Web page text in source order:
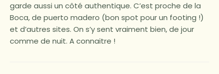
garde aussi un côté authentique. C’est proche de la
Boca, de puerto madero (bon spot pour un footing !)
et d’autres sites. On s’y sent vraiment bien, de jour
comme de nuit. A connaitre !